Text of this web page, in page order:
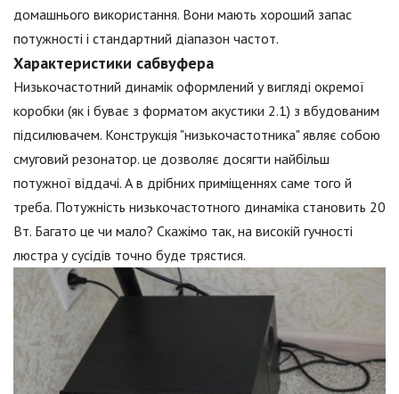
домашнього використання. Вони мають хороший запас
потужності і стандартний діапазон частот.
Характеристики сабвуфера
Низькочастотний динамік оформлений у вигляді окремої
коробки (як і буває з форматом акустики 2.1) з вбудованим
підсилювачем. Конструкція "низькочастотника" являє собою
смуговий резонатор. це дозволяє досягти найбільш
потужної віддачі. А в дрібних приміщеннях саме того й
треба. Потужність низькочастотного динаміка становить 20
Вт. Багато це чи мало? Скажімо так, на високій гучності
люстра у сусідів точно буде трястися.